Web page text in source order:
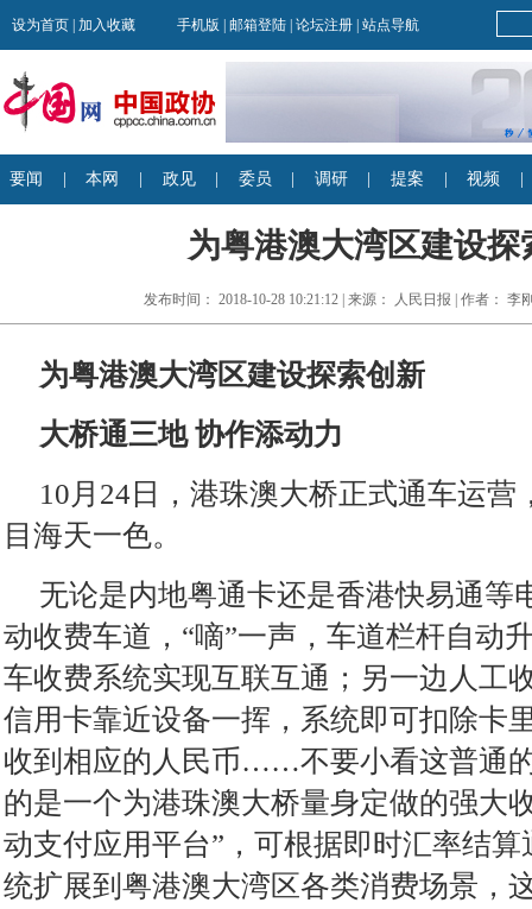
为粤港澳大湾区建设探
发布时间： 2018-10-28 10:21:12 | 来源： 人民日报 | 作者： 李
为粤港澳大湾区建设探索创新
大桥通三地 协作添动力
10月24日，港珠澳大桥正式通车运营
目海天一色。
无论是内地粤通卡还是香港快易通等
动收费车道，“嘀”一声，车道栏杆自动
车收费系统实现互联互通；另一边人工
信用卡靠近设备一挥，系统即可扣除卡
收到相应的人民币……不要小看这普通
的是一个为港珠澳大桥量身定做的强
动支付应用平台”，可根据即时汇率结
统扩展到粤港澳大湾区各类消费场景，